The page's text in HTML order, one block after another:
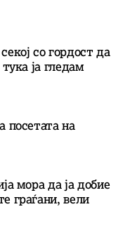
со гордост да
ја гледам
посетата на
мора да ја добие
граѓани, вели